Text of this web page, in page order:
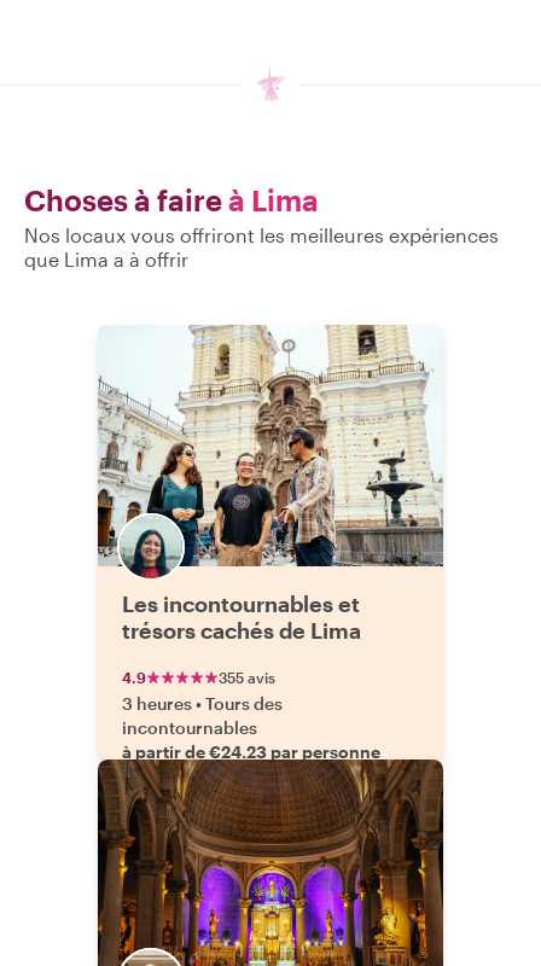
Choses à faireà Lima
Nos locaux vous offriront les meilleures expériences
que Lima a à offrir
Les incontournables et
trésors cachés de Lima
4.9 355 avis
3 heures•Tours des
incontournables
à partir de €24.23 par personne